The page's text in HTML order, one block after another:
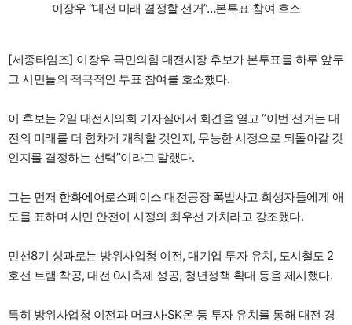
이장우 “대전 미래 결정할 선거”…본투표 참여 호소
[세종타임즈] 이장우 국민의힘 대전시장 후보가 본투표를 하루 앞두
고 시민들의 적극적인 투표 참여를 호소했다.
이 후보는 2일 대전시의회 기자실에서 회견을 열고 “이번 선거는 대
전의 미래를 더 힘차게 개척할 것인지, 무능한 시정으로 되돌아갈 것
인지를 결정하는 선택”이라고 말했다.
그는 먼저 한화에어로스페이스 대전공장 폭발사고 희생자들에게 애
도를 표하며 시민 안전이 시정의 최우선 가치라고 강조했다.
민선8기 성과로는 방위사업청 이전, 대기업 투자 유치, 도시철도 2
호선 트램 착공, 대전 0시축제 성공, 청년정책 확대 등을 제시했다.
특히 방위사업청 이전과 머크사·SK온 등 투자 유치를 통해 대전 경